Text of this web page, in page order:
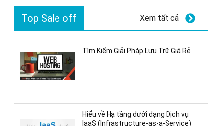
Top Sale off Xem tất cả
Tìm Kiếm Giải Pháp Lưu Trữ Giá Rẻ
Hiểu về Hạ tầng dưới dạng Dịch vụ
IaaS (Infrastructure-as-a-Service)